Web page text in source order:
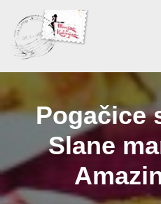
Skoči
na
Pogačice
Slane